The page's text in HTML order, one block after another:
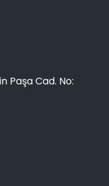
Paşa Cad. No: